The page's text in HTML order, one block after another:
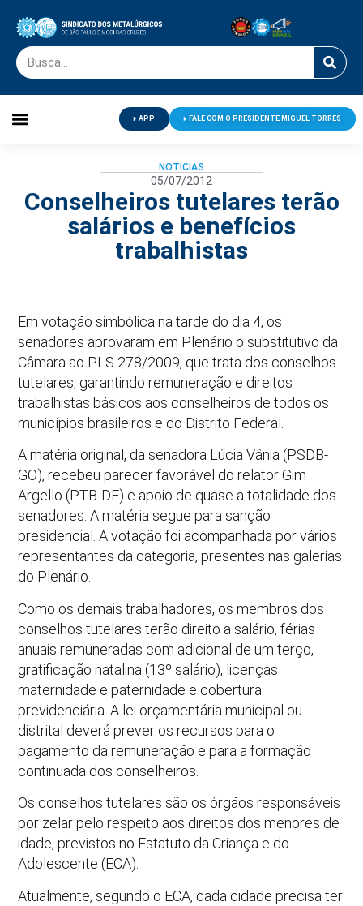
APP FALE COM O PRESIDENTE MIGUEL TORRES
NOTÍCIAS
05/07/2012
Conselheiros tutelares terão
salários e benefícios
trabalhistas
Em votação simbólica na tarde do dia 4, os
senadores aprovaram em Plenário o substitutivo da
Câmara ao PLS 278/2009, que trata dos conselhos
tutelares, garantindo remuneração e direitos
trabalhistas básicos aos conselheiros de todos os
municípios brasileiros e do Distrito Federal.
A matéria original, da senadora Lúcia Vânia (PSDB-
GO), recebeu parecer favorável do relator Gim
Argello (PTB-DF) e apoio de quase a totalidade dos
senadores. A matéria segue para sanção
presidencial. A votação foi acompanhada por vários
representantes da categoria, presentes nas galerias
do Plenário.
Como os demais trabalhadores, os membros dos
conselhos tutelares terão direito a salário, férias
anuais remuneradas com adicional de um terço,
gratificação natalina (13º salário), licenças
maternidade e paternidade e cobertura
previdenciária. A lei orçamentária municipal ou
distrital deverá prever os recursos para o
pagamento da remuneração e para a formação
continuada dos conselheiros.
Os conselhos tutelares são os órgãos responsáveis
por zelar pelo respeito aos direitos dos menores de
idade, previstos no Estatuto da Criança e do
Adolescente (ECA).
Atualmente, segundo o ECA, cada cidade precisa ter